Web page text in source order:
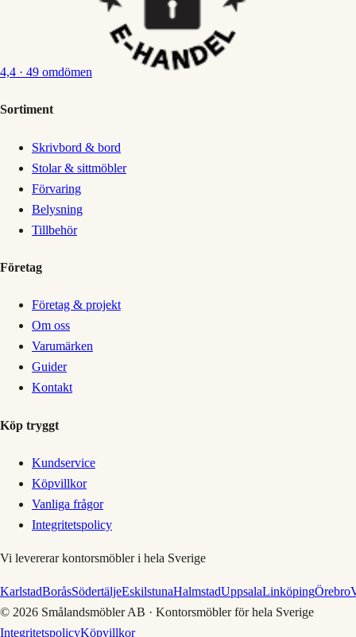
4,4 · 49 omdömen
Sortiment
Skrivbord & bord
Stolar & sittmöbler
Förvaring
Belysning
Tillbehör
Företag
Företag & projekt
Om oss
Varumärken
Guider
Kontakt
Köp tryggt
Kundservice
Köpvillkor
Vanliga frågor
Integritetspolicy
Vi levererar kontorsmöbler i hela Sverige
KarlstadBoråsSödertäljeEskilstunaHalmstadUppsalaLinköpingÖrebro
© 2026 Smålandsmöbler AB · Kontorsmöbler för hela Sverige
IntegritetspolicyKöpvillkor